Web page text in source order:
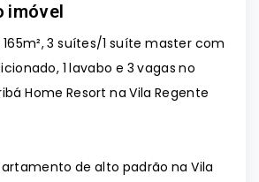
imóvel
3 suítes/1 suíte master com
1 lavabo e 3 vagas no
Home Resort na Vila Regente
de alto padrão na Vila